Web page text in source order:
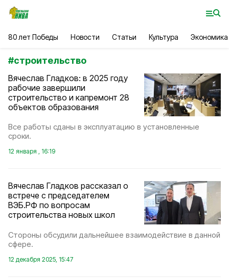
80 лет Победы Новости Статьи Культура Экономика
#строительство
Вячеслав Гладков: в 2025 году
рабочие завершили
строительство и капремонт 28
объектов образования
Все работы сданы в эксплуатацию в установленные
сроки.
12 января , 16:19
Вячеслав Гладков рассказал о
встрече с председателем
ВЭБ.РФ по вопросам
строительства новых школ
Стороны обсудили дальнейшее взаимодействие в данной
сфере.
12 декабря 2025, 15:47